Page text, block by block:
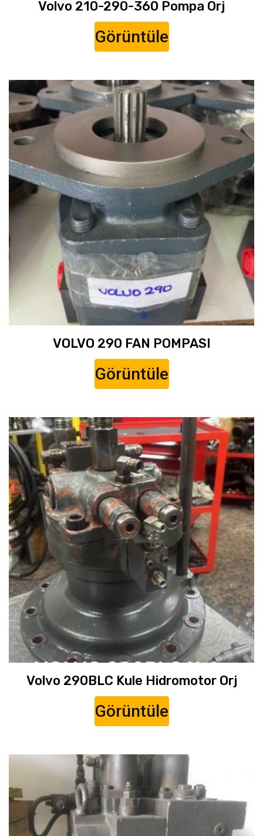
Volvo 210-290-360 Pompa Orj
Görüntüle
VOLVO 290 FAN POMPASI
Görüntüle
Volvo 290BLC Kule Hidromotor Orj
Görüntüle